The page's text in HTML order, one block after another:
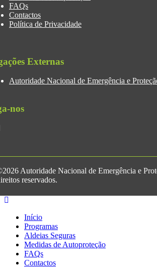
FAQs
Contactos
Política de Privacidade
Externas
Autoridade Nacional de Emergência e
nos
Autoridade Nacional de Emergência e
reservados.
Início
Programas
Aldeias Seguras
Medidas de Autoproteção
FAQs
Contactos